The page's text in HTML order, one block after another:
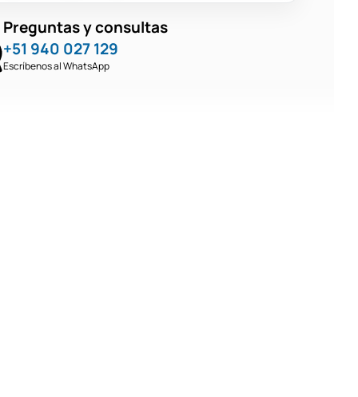
Preguntas y consultas
+51 940 027 129
Escríbenos al WhatsApp